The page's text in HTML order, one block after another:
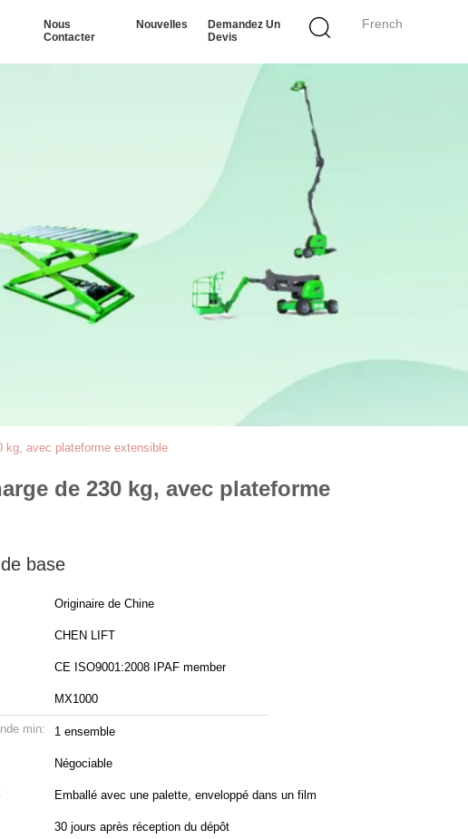
French
Nous
Contacter
Nouvelles
Demandez Un
Devis
kg, avec plateforme extensible
de 230 kg, avec plateforme
base
Originaire de Chine
CHEN LIFT
CE ISO9001:2008 IPAF member
MX1000
min: 1 ensemble
Négociable
Emballé avec une palette, enveloppé dans un film
30 jours après réception du dépôt